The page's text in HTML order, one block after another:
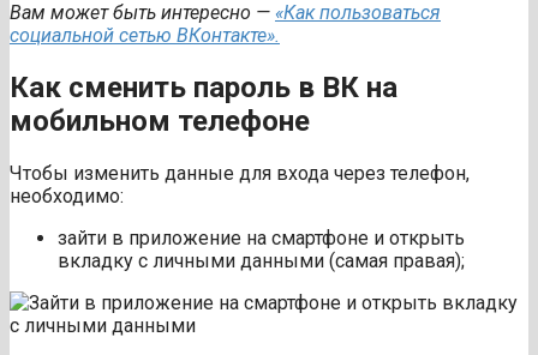
Вам может быть интересно — «Как пользоваться
социальной сетью ВКонтакте».
Как сменить пароль в ВК на
мобильном телефоне
Чтобы изменить данные для входа через телефон,
необходимо:
зайти в приложение на смартфоне и открыть
вкладку с личными данными (самая правая);